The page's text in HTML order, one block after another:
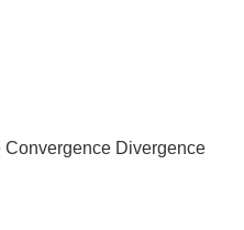
Divergence